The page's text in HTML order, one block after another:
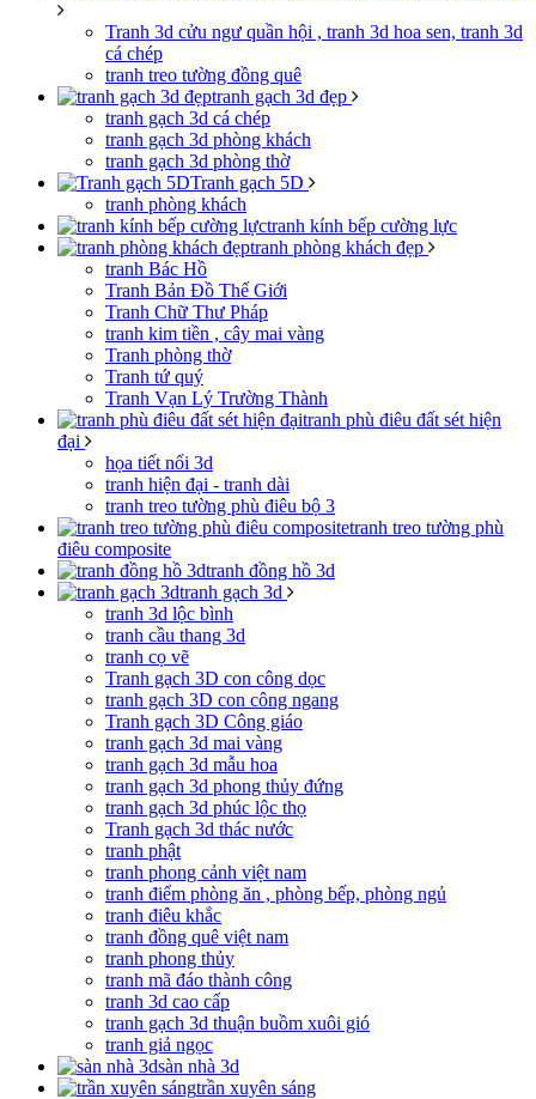
Tranh 3d cửu ngư quần hội , tranh 3d hoa sen, tranh 3d
cá chép
tranh treo tường đồng quê
tranh gạch 3d đẹp
tranh gạch 3d cá chép
tranh gạch 3d phòng khách
tranh gạch 3d phòng thờ
Tranh gạch 5D
tranh phòng khách
tranh kính bếp cường lực
tranh phòng khách đẹp
tranh Bác Hồ
Tranh Bản Đồ Thế Giới
Tranh Chữ Thư Pháp
tranh kim tiền , cây mai vàng
Tranh phòng thờ
Tranh tứ quý
Tranh Vạn Lý Trường Thành
tranh phù điêu đất sét hiện
đại
họa tiết nổi 3d
tranh hiện đại - tranh dài
tranh treo tường phù điêu bộ 3
tranh treo tường phù
điêu composite
tranh đồng hồ 3d
tranh gạch 3d
tranh 3d lộc bình
tranh cầu thang 3d
tranh cọ vẽ
Tranh gạch 3D con công dọc
tranh gạch 3D con công ngang
Tranh gạch 3D Công giáo
tranh gạch 3d mai vàng
tranh gạch 3d mẫu hoa
tranh gạch 3d phong thủy đứng
tranh gạch 3d phúc lộc thọ
Tranh gạch 3d thác nước
tranh phật
tranh phong cảnh việt nam
tranh điểm phòng ăn , phòng bếp, phòng ngủ
tranh điêu khắc
tranh đồng quê việt nam
tranh phong thủy
tranh mã đáo thành công
tranh 3d cao cấp
tranh gạch 3d thuận buồm xuôi gió
tranh giả ngọc
sàn nhà 3d
trần xuyên sáng